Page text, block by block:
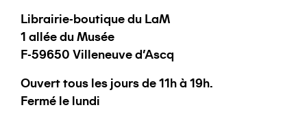
Librairie-boutique du LaM
1 allée du Musée
F-59650 Villeneuve d'Ascq
Ouvert tous les jours de 11h à 19h.
Fermé le lundi